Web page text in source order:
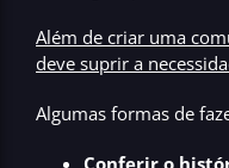
Além de criar uma
deve suprir a
Algumas formas de
Conferir o